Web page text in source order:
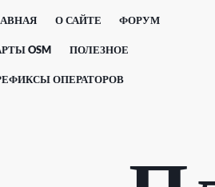
О САЙТЕ ФОРУМ
OSM ПОЛЕЗНОЕ
ОПЕРАТОРОВ